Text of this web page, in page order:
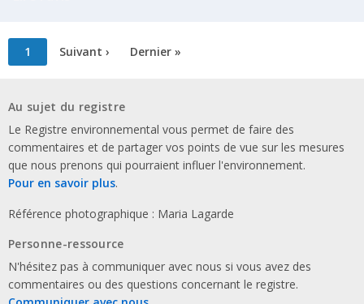
Pagination
Page
courante
1
Page
Suivant ›
Dernière
Dernier »
Au sujet du registre
Le Registre environnemental vous permet de faire des
commentaires et de partager vos points de vue sur les mesures
que nous prenons qui pourraient influer l'environnement.
Pour en savoir plus.
Référence photographique : Maria Lagarde
Personne-ressource
N'hésitez pas à communiquer avec nous si vous avez des
commentaires ou des questions concernant le registre.